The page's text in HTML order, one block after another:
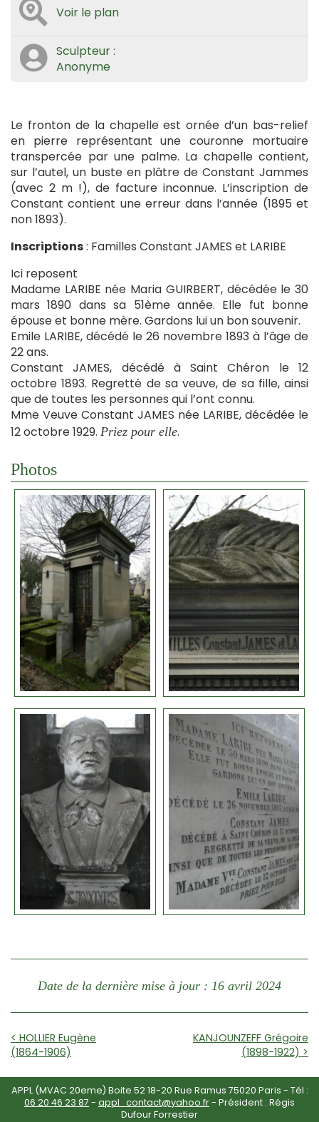
Voir le plan
Sculpteur :
Anonyme
Le fronton de la chapelle est ornée d’un bas-relief
en pierre représentant une couronne mortuaire
transpercée par une palme. La chapelle contient,
sur l’autel, un buste en plâtre de Constant Jammes
(avec 2 m !), de facture inconnue. L’inscription de
Constant contient une erreur dans l’année (1895 et
non 1893).
Inscriptions: Familles Constant JAMES et LARIBE
Ici reposent
Madame LARIBE née Maria GUIRBERT, décédée le 30
mars 1890 dans sa 51ème année. Elle fut bonne
épouse et bonne mère. Gardons lui un bon souvenir.
Emile LARIBE, décédé le 26 novembre 1893 à l’âge de
22 ans.
Constant JAMES, décédé à Saint Chéron le 12
octobre 1893. Regretté de sa veuve, de sa fille, ainsi
que de toutes les personnes qui l’ont connu.
Mme Veuve Constant JAMES née LARIBE, décédée le
12 octobre 1929. Priez pour elle.
Photos
Date de la dernière mise à jour : 16 avril 2024
< HOLLIER Eugène
(1864-1906)
KANJOUNZEFF Grégoire
(1898-1922) >
APPL (MVAC 20eme) Boite 52 18-20 Rue Ramus 75020 Paris - Tél :
06 20 46 23 87 - appl_contact@yahoo.fr- Président : Régis
Dufour Forrestier